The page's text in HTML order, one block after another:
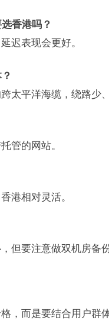
香港吗？
迟表现会更好。
太平洋海缆，绕路少
管的网站。
港相对灵活。
但要注意做双机房备份
，而是要结合用户群